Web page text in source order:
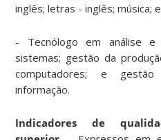
inglês; letras - inglês; música;
- Tecnólogo em análise e
sistemas; gestão da
computadores; e
informação.
Indicadores de